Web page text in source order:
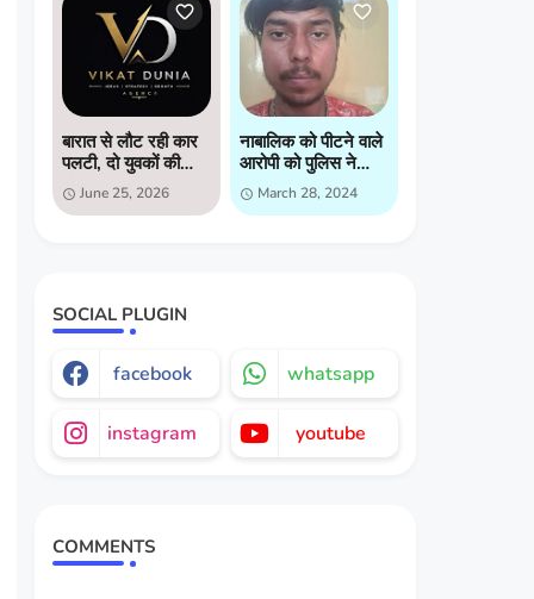
बारात से लौट रही कार
पलटी, दो युवकों की
मौत, दो गंभीर घायल
June 25, 2026
नाबालिक को पीटने वाले
आरोपी को पुलिस ने
किया गिरप्तार
March 28, 2024
SOCIAL PLUGIN
facebook whatsapp
instagram youtube
COMMENTS